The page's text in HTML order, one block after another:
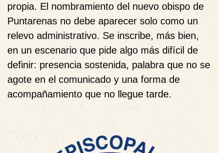
propia. El nombramiento del nuevo obispo de
Puntarenas no debe aparecer solo como un
relevo administrativo. Se inscribe, más bien,
en un escenario que pide algo más difícil de
definir: presencia sostenida, palabra que no se
agote en el comunicado y una forma de
acompañamiento que no llegue tarde.